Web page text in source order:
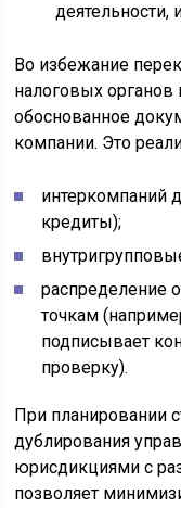
деятельности,
Во избежание
налоговых
обоснованное
компании. Это
интеркомпаний
кредиты);
распределение
точкам
подписывает
проверку).
При планировании
дублирования
юрисдикциями с
позволяет